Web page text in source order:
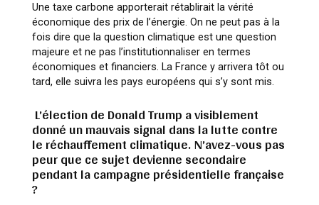
Une taxe carbone apporterait rétablirait la vérité
économique des prix de l’énergie. On ne peut pas à la
fois dire que la question climatique est une question
majeure et ne pas l’institutionnaliser en termes
économiques et financiers. La France y arrivera tôt ou
tard, elle suivra les pays européens qui s’y sont mis.
L’élection de Donald Trump a visiblement
donné un mauvais signal dans la lutte contre
le réchauffement climatique. N’avez-vous pas
peur que ce sujet devienne secondaire
pendant la campagne présidentielle française
?